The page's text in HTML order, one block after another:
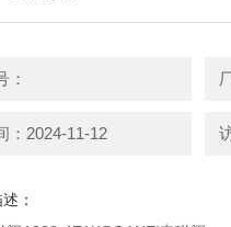
：
：2024-11-12
：